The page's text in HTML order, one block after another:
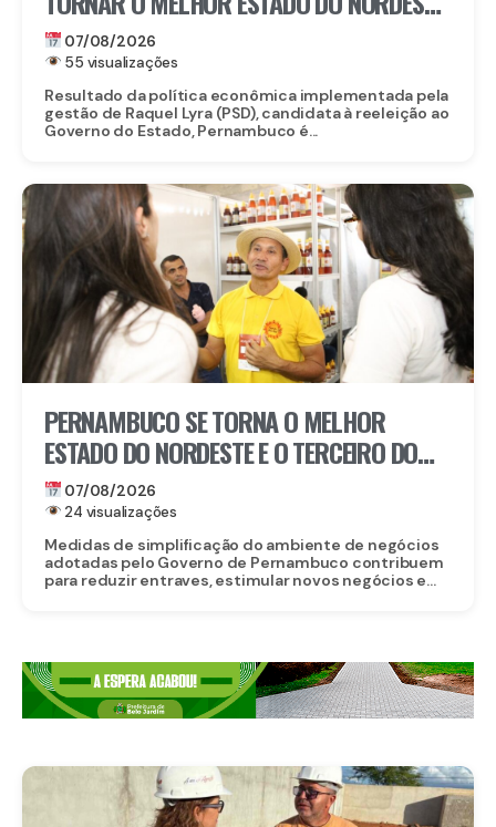
PARA EMPREENDER E AVANÇA AO TOP 3
NACIONAL
07/08/2026
55 visualizações
Resultado da política econômica implementada pela
gestão de Raquel Lyra (PSD), candidata à reeleição ao
Governo do Estado, Pernambuco é...
PERNAMBUCO SE TORNA O MELHOR
ESTADO DO NORDESTE E O TERCEIRO DO
BRASIL PARA EMPREENDER
07/08/2026
24 visualizações
Medidas de simplificação do ambiente de negócios
adotadas pelo Governo de Pernambuco contribuem
para reduzir entraves, estimular novos negócios e...